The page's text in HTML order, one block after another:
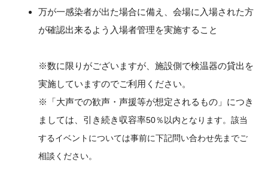
万が一感染者が出た場合に備え、会場に入場された方
が確認出来るよう入場者管理を実施すること
※数に限りがございますが、施設側で検温器の貸出を
実施していますのでご利用ください。
※「大声での歓声・声援等が想定されるもの」につき
ましては、引き続き収容率50％以内となります。該当
するイベントについては事前に下記問い合わせ先までご
相談ください。